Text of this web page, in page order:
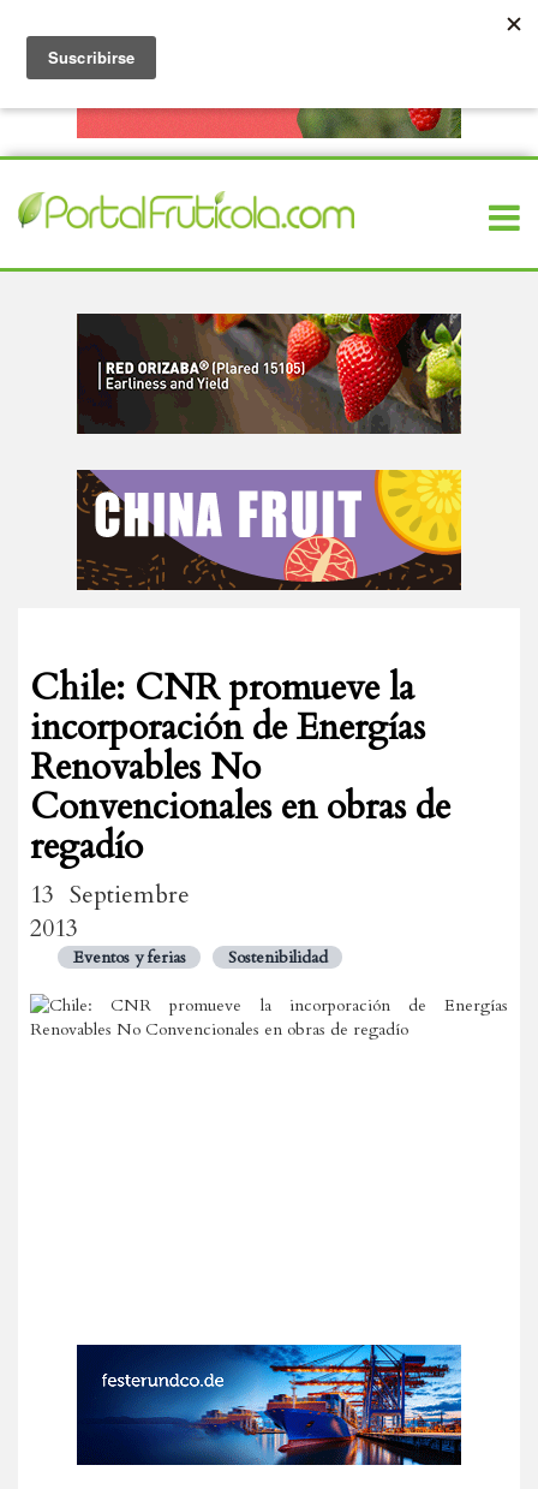
Chile: CNR promueve la
incorporación de Energías
Renovables No
Convencionales en obras de
regadío
13 Septiembre
2013
Eventos y ferias Sostenibilidad